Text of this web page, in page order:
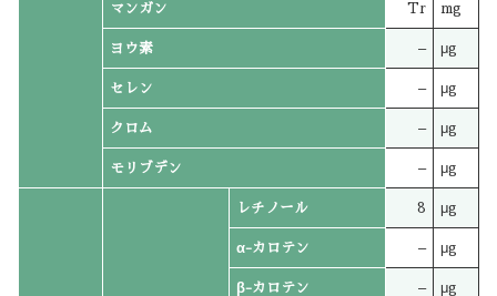
マンガン Tr mg
ヨウ素 – μg
セレン – μg
クロム – μg
モリブデン – μg
レチノール 8 μg
α-カロテン – μg
β-カロテン – μg